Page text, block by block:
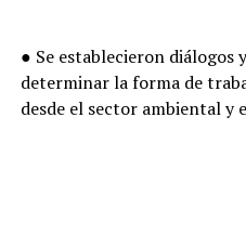
● Se establecieron diálogos
determinar la forma de
desde el sector ambiental y